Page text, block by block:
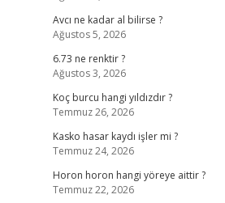
Avcı ne kadar al bilirse ?
Ağustos 5, 2026
6.73 ne renktir ?
Ağustos 3, 2026
Koç burcu hangi yıldızdır ?
Temmuz 26, 2026
Kasko hasar kaydı işler mi ?
Temmuz 24, 2026
Horon horon hangi yöreye aittir ?
Temmuz 22, 2026